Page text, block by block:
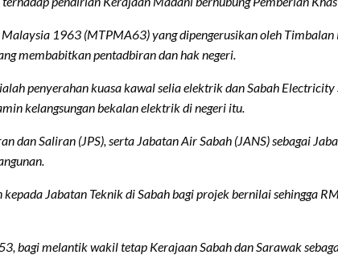
1963 (MTPMA63) yang dipengerusikan oleh
membabitkan pentadbiran dan hak negeri.
penyerahan kuasa kawal selia elektrik dan Sabah Electricity
kelangsungan bekalan elektrik di negeri itu.
dan Saliran (JPS), serta Jabatan Air Sabah (JANS) sebagai
Jabatan Teknik di Sabah bagi projek bernilai sehingga
bagi melantik wakil tetap Kerajaan Sabah dan Sarawak